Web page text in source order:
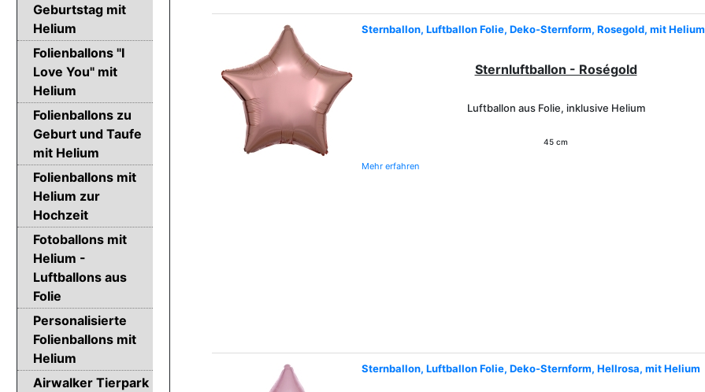
Sternballon, Luftballon Folie, Deko-Sternform, Rosegold, mit Helium
Sternluftballon - Roségold
Luftballon aus Folie, inklusive Helium
45 cm
Mehr erfahren
Sternballon, Luftballon Folie, Deko-Sternform, Hellrosa, mit Helium
Geburtstag mit
Helium
Folienballons "I
Love You" mit
Helium
Folienballons zu
Geburt und Taufe
mit Helium
Folienballons mit
Helium zur
Hochzeit
Fotoballons mit
Helium -
Luftballons aus
Folie
Personalisierte
Folienballons mit
Helium
Airwalker Tierpark